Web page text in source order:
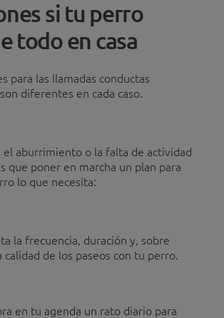
si tu perro
todo en casa
para las llamadas conductas
diferentes en cada caso.
el aburrimiento o la falta de actividad
que poner en marcha un plan para
lo que necesita:
la frecuencia, duración y, sobre
calidad de los paseos con tu perro.
en tu agenda un rato diario para